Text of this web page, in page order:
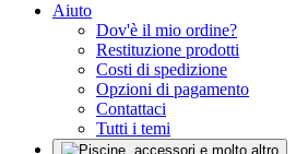
Aiuto
Dov'è il mio ordine?
Restituzione prodotti
Costi di spedizione
Opzioni di pagamento
Contattaci
Tutti i temi